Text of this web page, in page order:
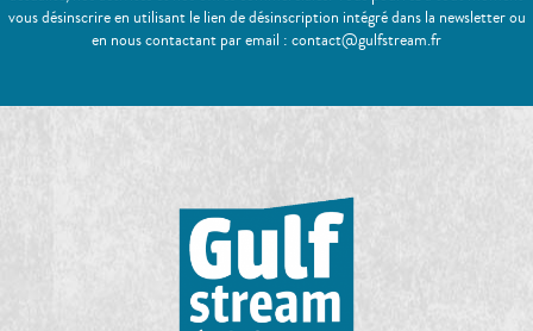
vous désinscrire en utilisant le lien de désinscription intégré dans la newsletter ou
en nous contactant par email : contact@gulfstream.fr